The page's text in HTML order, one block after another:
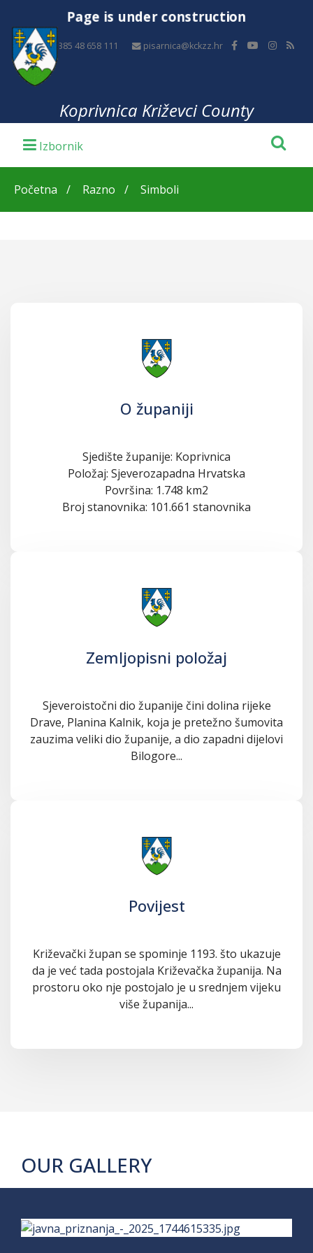
Page is under construction
+385 48 658 111 pisarnica@kckzz.hr
Koprivnica Križevci County
Početna Razno Simboli
O županiji
Sjedište županije: Koprivnica
Položaj: Sjeverozapadna Hrvatska
Površina: 1.748 km2
Broj stanovnika: 101.661 stanovnika
Zemljopisni položaj
Sjeveroistočni dio županije čini dolina rijeke
Drave, Planina Kalnik, koja je pretežno šumovita
zauzima veliki dio županije, a dio zapadni dijelovi
Bilogore...
Povijest
Križevački župan se spominje 1193. što ukazuje
da je već tada postojala Križevačka županija. Na
prostoru oko nje postojalo je u srednjem vijeku
više županija...
OUR GALLERY